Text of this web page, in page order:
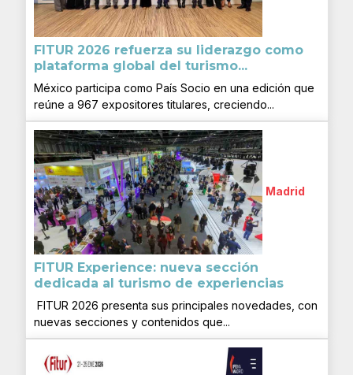
FITUR 2026 refuerza su liderazgo como
plataforma global del turismo...
México participa como País Socio en una edición que
reúne a 967 expositores titulares, creciendo...
Madrid
FITUR Experience: nueva sección
dedicada al turismo de experiencias
FITUR 2026 presenta sus principales novedades, con
nuevas secciones y contenidos que...